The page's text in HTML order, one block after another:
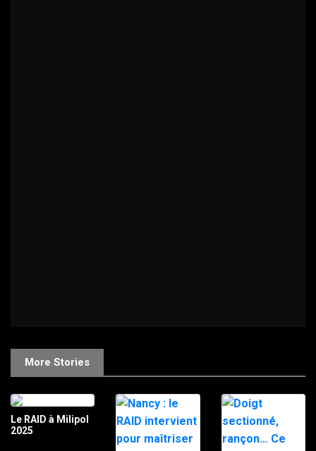
More Stories
Le RAID à Milipol
2025